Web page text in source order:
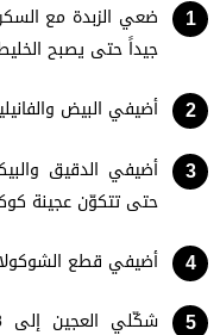
ضعي الزبدة مع
جيداً حتى يصبح
أضيفي البيض
أضيفي الدقيق
حتى تتكوّن عجينة
أضيفي قطع